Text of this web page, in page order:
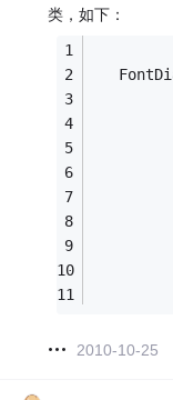
类，如下：
2010-10-25